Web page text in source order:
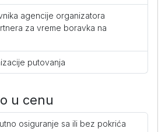
agencije organizatora
za vreme boravka na
putovanja
u cenu
osiguranje sa ili bez pokrića